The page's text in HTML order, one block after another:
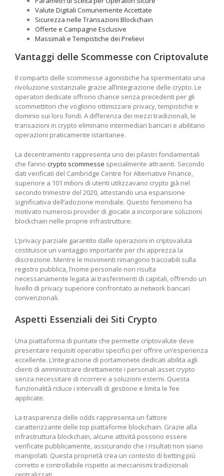
Valute Digitali Comunemente Accettate
Sicurezza nelle Transazioni Blockchain
Offerte e Campagne Esclusive
Massimali e Tempistiche dei Prelievi
Vantaggi delle Scommesse con Criptovalute
Il comparto delle scommesse agonistiche ha sperimentato una
rivoluzione sostanziale grazie all’integrazione delle crypto. Le
operatori dedicate offrono chance senza precedenti per gli
scommettitori che vogliono ottimizzare privacy, tempistiche e
dominio sui loro fondi. A differenza dei mezzi tradizionali, le
transazioni in crypto eliminano intermediari bancari e abilitano
operazioni praticamente istantanee.
La decentramento rappresenta uno dei pilastri fondamentali
che fanno crypto scommesse specialmente attraenti. Secondo
dati verificati del Cambridge Centre for Alternative Finance,
superiore a 101 milioni di utenti utilizzavano crypto già nel
secondo trimestre del 2020, attestando una espansione
significativa dell’adozione mondiale. Questo fenomeno ha
motivato numerosi provider di giocate a incorporare soluzioni
blockchain nelle proprie infrastrutture.
L’privacy parziale garantito dalle operazioni in criptovaluta
costituisce un vantaggio importante per chi apprezza la
discrezione. Mentre le movimenti rimangono tracciabili sulla
registro pubblica, l’nome personale non risulta
necessariamente legata ai trasferimenti di capitali, offrendo un
livello di privacy superiore confrontato ai network bancari
convenzionali.
Aspetti Essenziali dei Siti Crypto
Una piattaforma di puntate che permette criptovalute deve
presentare requisiti operativi specifici per offrire un’esperienza
eccellente. L’integrazione di portamonete dedicati abilita agli
clienti di amministrare direttamente i personali asset crypto
senza necessitare di ricorrere a soluzioni esterni. Questa
funzionalità riduce i intervalli di gestione e limita le fee
applicate.
La trasparenza delle odds rappresenta un fattore
caratterizzante delle top piattaforme blockchain. Grazie alla
infrastruttura blockchain, alcune attività possono essere
verificate pubblicamente, assicurando che i risultati non siano
manipolati. Questa proprietà crea un contesto di betting più
corretto e controllabile rispetto ai meccanismi tradizionali